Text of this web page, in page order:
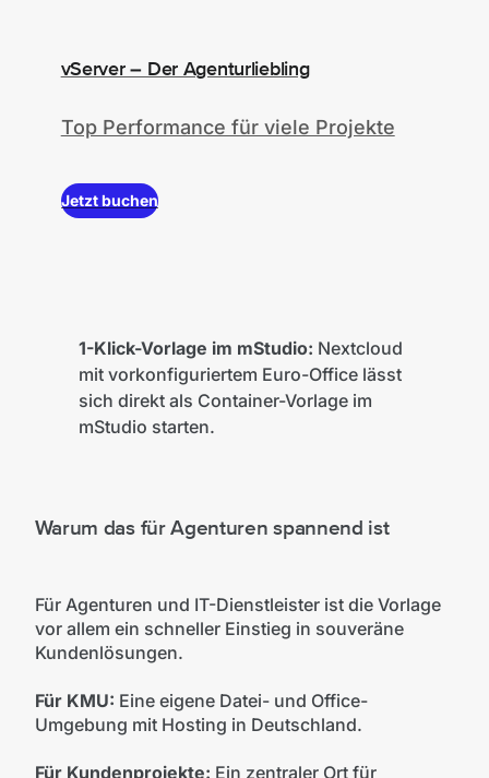
vServer – Der Agenturliebling
Top Performance für viele Projekte
Jetzt buchen
1-Klick-Vorlage im mStudio: Nextcloud
mit vorkonfiguriertem Euro-Office lässt
sich direkt als Container-Vorlage im
mStudio starten.
Warum das für Agenturen spannend ist
Für Agenturen und IT-Dienstleister ist die Vorlage
vor allem ein schneller Einstieg in souveräne
Kundenlösungen.
Für KMU: Eine eigene Datei- und Office-
Umgebung mit Hosting in Deutschland.
Für Kundenprojekte: Ein zentraler Ort für